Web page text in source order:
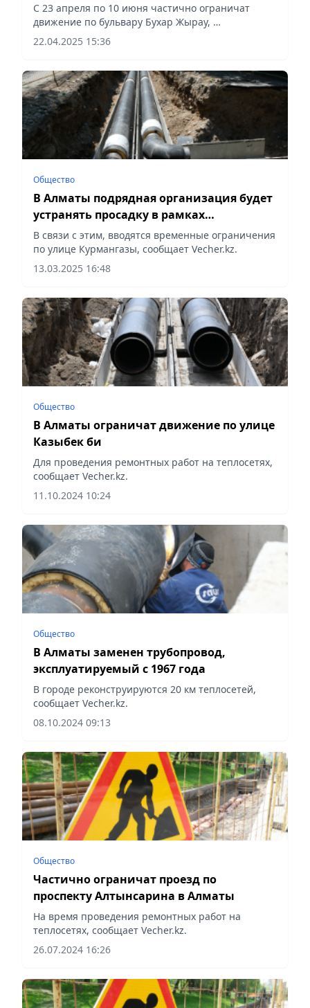
С 23 апреля по 10 июня частично ограничат
движение по бульвару Бухар Жырау,
сообщает Vecher.kz.
22.04.2025 15:36
Общество
В Алматы подрядная организация будет
устранять просадку в рамках
гарантийных обязательств
В связи с этим, вводятся временные ограничения
по улице Курмангазы, сообщает Vecher.kz.
13.03.2025 16:48
Общество
В Алматы ограничат движение по улице
Казыбек би
Для проведения ремонтных работ на теплосетях,
сообщает Vecher.kz.
11.10.2024 10:24
Общество
В Алматы заменен трубопровод,
эксплуатируемый с 1967 года
В городе реконструируются 20 км теплосетей,
сообщает Vecher.kz.
08.10.2024 09:13
Общество
Частично ограничат проезд по
проспекту Алтынсарина в Алматы
На время проведения ремонтных работ на
теплосетях, сообщает Vecher.kz.
26.07.2024 16:26